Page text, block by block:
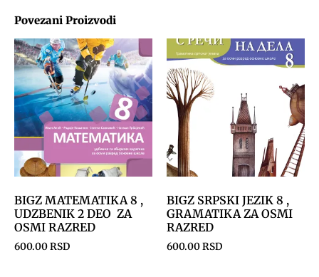
Povezani Proizvodi
BIGZ MATEMATIKA 8 ,
UDZBENIK 2 DEO ZA
OSMI RAZRED
600.00RSD
BIGZ SRPSKI JEZIK 8 ,
GRAMATIKA ZA OSMI
RAZRED
600.00RSD